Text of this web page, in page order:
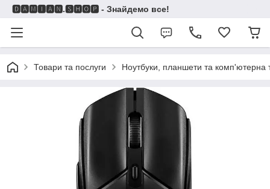
🅳🅰🅼🅸🅰🅽.🆂🅷🅾🅿 - Знайдемо все!
Товари та послуги Ноутбуки, планшети та комп'ютерна